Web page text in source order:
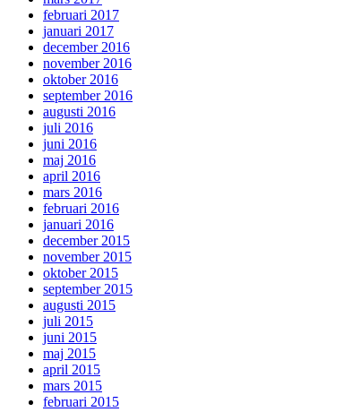
februari 2017
januari 2017
december 2016
november 2016
oktober 2016
september 2016
augusti 2016
juli 2016
juni 2016
maj 2016
april 2016
mars 2016
februari 2016
januari 2016
december 2015
november 2015
oktober 2015
september 2015
augusti 2015
juli 2015
juni 2015
maj 2015
april 2015
mars 2015
februari 2015